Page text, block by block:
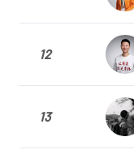
12
13